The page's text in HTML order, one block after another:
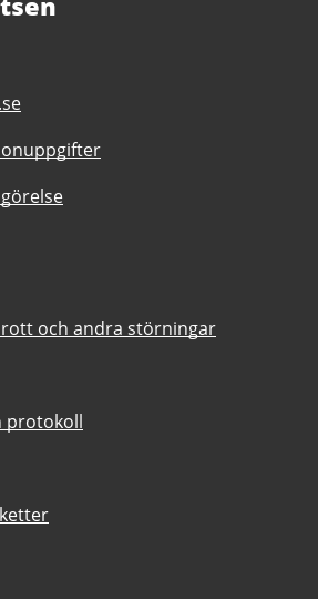
och andra störningar
protokoll